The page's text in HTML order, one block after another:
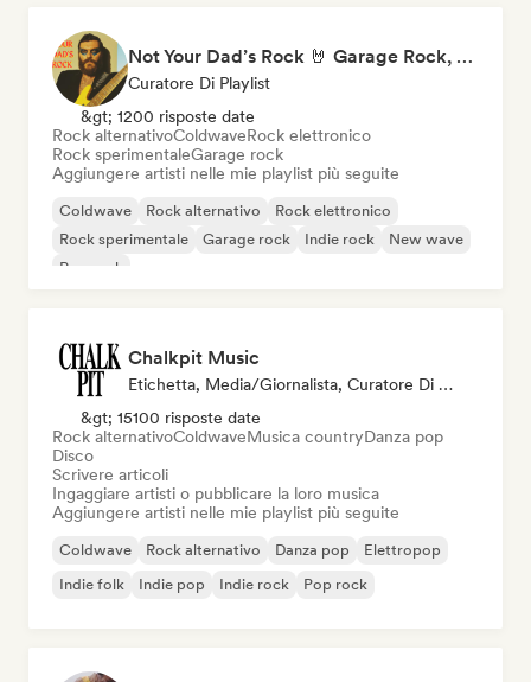
Not Your Dad’s Rock 🤘 Garage Rock, Alt-Rock & Indie Anthems
Curatore Di Playlist
&gt; 1200 risposte date
Rock alternativoColdwaveRock elettronico
Rock sperimentaleGarage rock
Aggiungere artisti nelle mie playlist più seguite
Coldwave Rock alternativo
Rock elettronico
Rock sperimentale
Garage rock Indie rock
New wave
Pop rock
Chalkpit Music
Etichetta, Media/Giornalista, Curatore Di Playlist
&gt; 15100 risposte date
Rock alternativoColdwaveMusica countryDanza pop
Disco
Scrivere articoli
Ingaggiare artisti o pubblicare la loro musica
Aggiungere artisti nelle mie playlist più seguite
Coldwave Rock alternativo Danza pop
Elettropop
Indie folk
Indie pop Indie rock Pop rock